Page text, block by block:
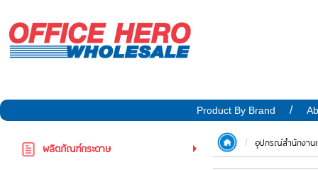
Product By Brand
ผลิตภัณฑ์กระดาษ อุปกรณ์สำนักงาน